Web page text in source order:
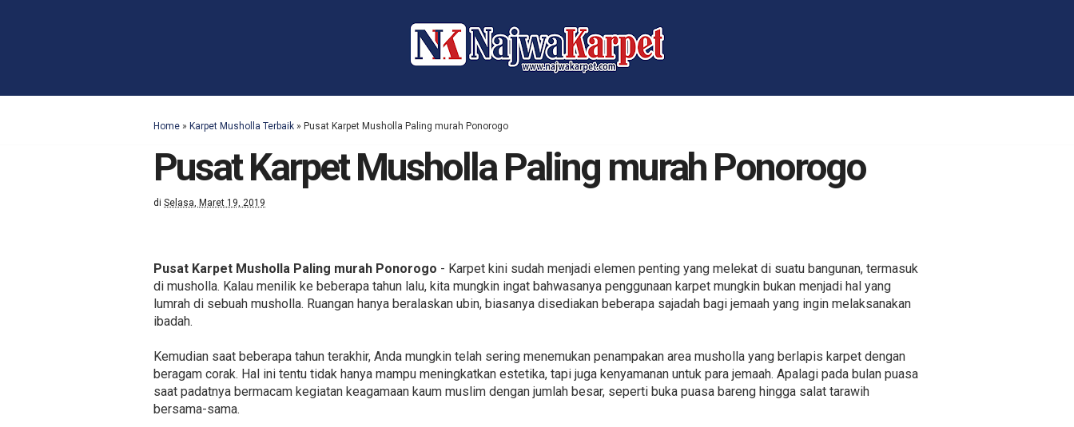
Home » Karpet Musholla Terbaik » Pusat Karpet Musholla Paling murah Ponorogo
Pusat Karpet Musholla Paling murah Ponorogo
di Selasa, Maret 19, 2019
Pusat Karpet Musholla Paling murah Ponorogo - Karpet kini sudah menjadi elemen penting yang melekat di suatu bangunan, termasuk
di musholla. Kalau menilik ke beberapa tahun lalu, kita mungkin ingat bahwasanya penggunaan karpet mungkin bukan menjadi hal yang
lumrah di sebuah musholla. Ruangan hanya beralaskan ubin, biasanya disediakan beberapa sajadah bagi jemaah yang ingin melaksanakan
ibadah.
Kemudian saat beberapa tahun terakhir, Anda mungkin telah sering menemukan penampakan area musholla yang berlapis karpet dengan
beragam corak. Hal ini tentu tidak hanya mampu meningkatkan estetika, tapi juga kenyamanan untuk para jemaah. Apalagi pada bulan puasa
saat padatnya bermacam kegiatan keagamaan kaum muslim dengan jumlah besar, seperti buka puasa bareng hingga salat tarawih
bersama-sama.